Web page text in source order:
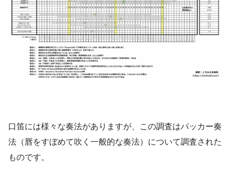
口笛には様々な奏法がありますが、この調査はパッカー奏
法（唇をすぼめて吹く一般的な奏法）について調査された
ものです。